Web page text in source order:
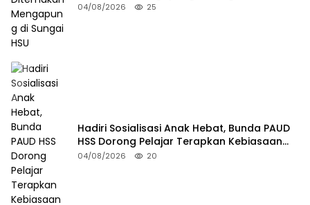
04/08/2026 25
Hadiri Sosialisasi Anak Hebat, Bunda PAUD
HSS Dorong Pelajar Terapkan Kebiasaan
Baik
04/08/2026 20